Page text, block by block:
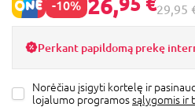
-10% 29,95
Perkant papildomą prekę
Norėčiau įsigyti kortelę ir
lojalumo programossąlygomis ir